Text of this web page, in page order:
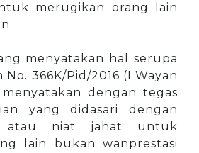
merugikan orang lain
menyatakan hal serupa
366K/Pid/2016 (I Wayan
dengan tegas
yang didasari dengan
atau niat jahat untuk
lain bukan wanprestasi